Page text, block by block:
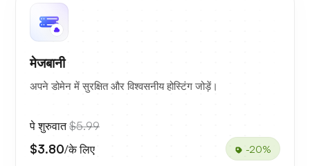
मेजबानी
अपने डोमेन में सुरक्षित और विश्वसनीय होस्टिंग जोड़ें।
पे शुरुवात$5.99
$3.80/के लिए -20%